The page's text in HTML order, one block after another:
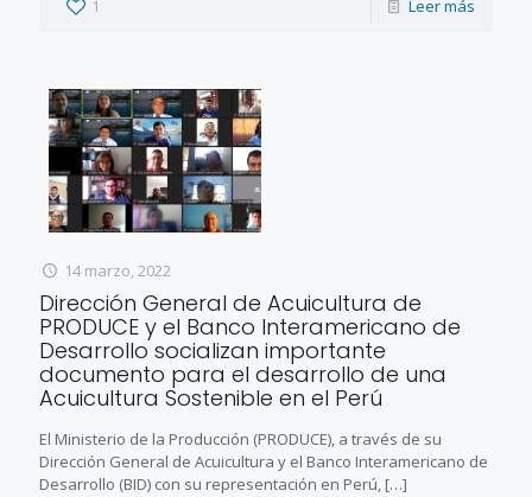
1 Leer más
14 marzo, 2022
Dirección General de Acuicultura de
PRODUCE y el Banco Interamericano de
Desarrollo socializan importante
documento para el desarrollo de una
Acuicultura Sostenible en el Perú
El Ministerio de la Producción (PRODUCE), a través de su
Dirección General de Acuicultura y el Banco Interamericano de
Desarrollo (BID) con su representación en Perú, […]